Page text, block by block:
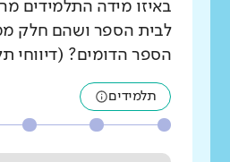
באיזו מידה התלמידים
לבית הספר ושהם חלק
הספר הדומים? (דיווחי
תלמידים